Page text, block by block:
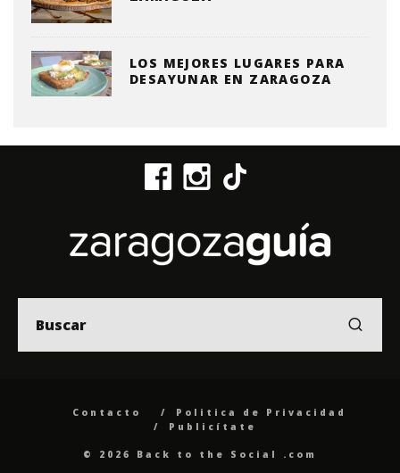
LOS MEJORES LUGARES PARA
DESAYUNAR EN ZARAGOZA
Contacto
Politica de Privacidad
Publicítate
© 2026 Back to the Social .com